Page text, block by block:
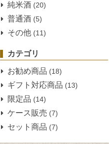
純米酒 (20)
普通酒 (5)
その他 (11)
カテゴリ
お勧め商品 (18)
ギフト対応商品 (13)
限定品 (14)
ケース販売 (7)
セット商品 (7)